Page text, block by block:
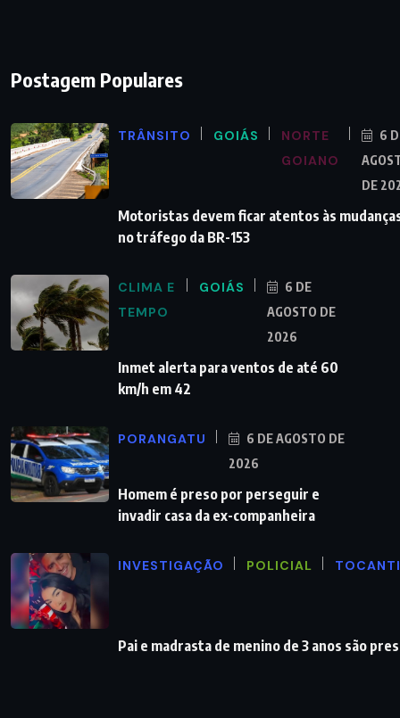
Postagem Populares
TRÂNSITO GOIÁS
NORTE
GOIANO
6
DE
Motoristas devem ficar atentos às
no tráfego da BR-153
CLIMA E
TEMPO
GOIÁS
6 DE
AGOSTO DE
2026
Inmet alerta para ventos de até 60
km/h em 42
PORANGATU
6 DE AGOSTO DE
2026
Homem é preso por perseguir e
invadir casa da ex-companheira
INVESTIGAÇÃO POLICIAL
Pai e madrasta de menino de 3 anos são